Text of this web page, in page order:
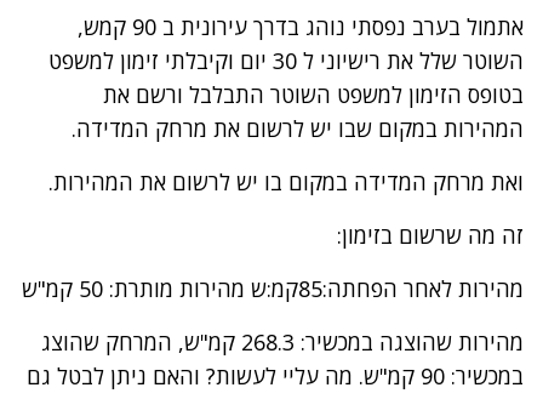
אתמול בערב נפסתי נוהג בדרך עירונית ב 90 קמש,
השוטר שלל את רישיוני ל 30 יום וקיבלתי זימון למשפט
בטופס הזימון למשפט השוטר התבלבל ורשם את
המהירות במקום שבו יש לרשום את מרחק המדידה.
ואת מרחק המדידה במקום בו יש לרשום את המהירות.
זה מה שרשום בזימון:
מהירות לאחר הפחתה:85קמ:ש מהירות מותרת: 50 קמ"ש
מהירות שהוצגה במכשיר: 268.3 קמ"ש, המרחק שהוצג
במכשיר: 90 קמ"ש. מה עליי לעשות? והאם ניתן לבטל גם